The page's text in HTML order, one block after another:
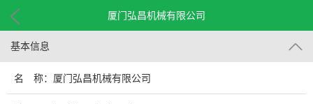
厦门弘昌机械有限公司
基本信息
名 称：厦门弘昌机械有限公司